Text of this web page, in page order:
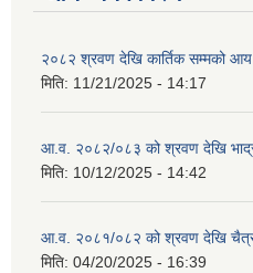
२०८२ श्रवण देखि कार्तिक सम्मको
मिति: 11/21/2025 - 14:17
आ.व. २०८२/०८३ को श्रवण देखि
मिति: 10/12/2025 - 14:42
आ.व. २०८१/०८२ को श्रवण देखि
मिति: 04/20/2025 - 16:39